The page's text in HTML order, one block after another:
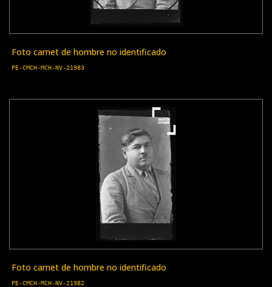
Foto carnet de hombre no identificado
PE-CMCH-MCH-NV-21983
Foto carnet de hombre no identificado
PE-CMCH-MCH-NV-21982